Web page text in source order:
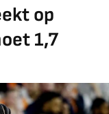
op
1,7